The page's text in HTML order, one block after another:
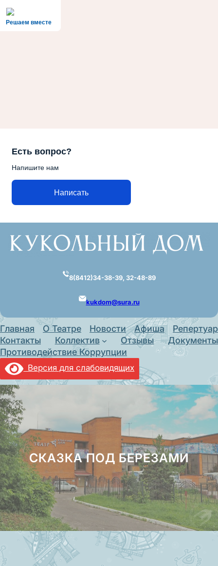
Решаем вместе
Есть вопрос?
Напишите нам
Написать
содержимому
8(8412)34-38-39, 32-48-89
kukdom@sura.ru
Главная О Театре Новости Афиша
Репертуар
Контакты
Коллектив Отзывы
Документы
Противодействие Коррупции
Версия для слабовидящих
СКАЗКА ПОД БЕРЕЗАМИ